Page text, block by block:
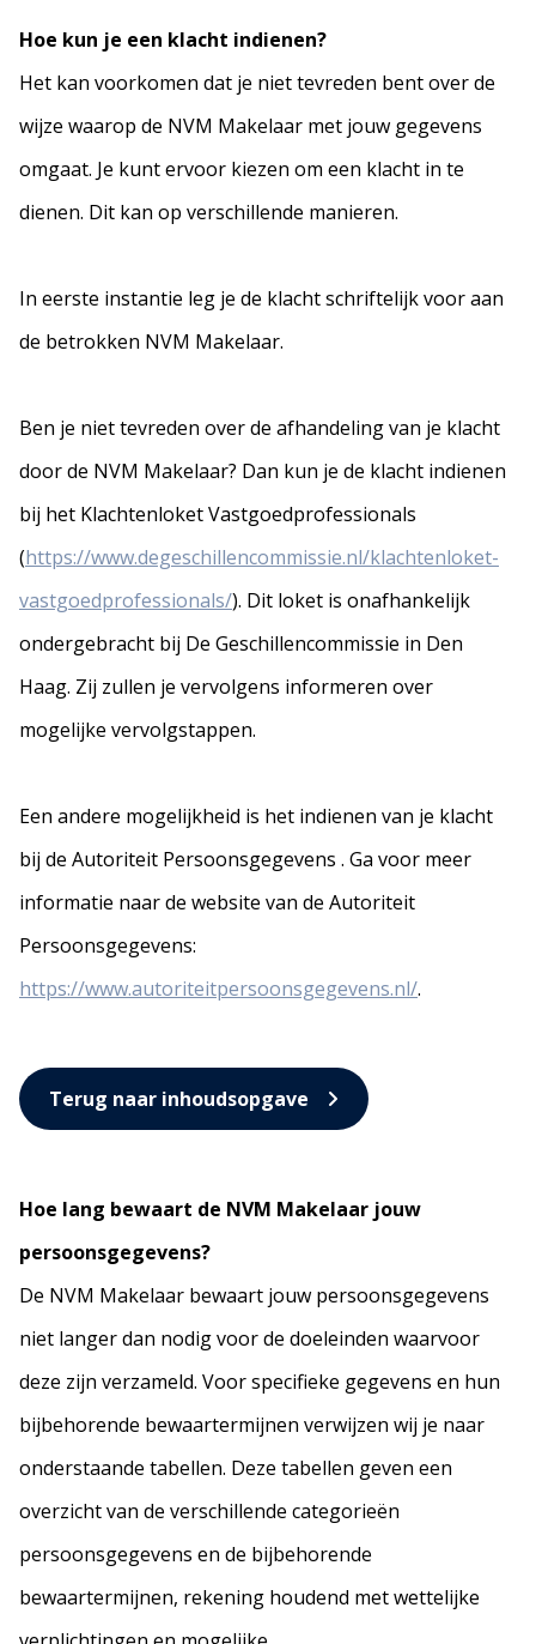
Hoe kun je een klacht indienen?
Het kan voorkomen dat je niet tevreden bent over de
wijze waarop de NVM Makelaar met jouw gegevens
omgaat. Je kunt ervoor kiezen om een klacht in te
dienen. Dit kan op verschillende manieren.
In eerste instantie leg je de klacht schriftelijk voor aan
de betrokken NVM Makelaar.
Ben je niet tevreden over de afhandeling van je klacht
door de NVM Makelaar? Dan kun je de klacht indienen
bij het Klachtenloket Vastgoedprofessionals
(https://www.degeschillencommissie.nl/klachtenloket-
vastgoedprofessionals/). Dit loket is onafhankelijk
ondergebracht bij De Geschillencommissie in Den
Haag. Zij zullen je vervolgens informeren over
mogelijke vervolgstappen.
Een andere mogelijkheid is het indienen van je klacht
bij de Autoriteit Persoonsgegevens . Ga voor meer
informatie naar de website van de Autoriteit
Persoonsgegevens:
https://www.autoriteitpersoonsgegevens.nl/.
Terug naar inhoudsopgave
Hoe lang bewaart de NVM Makelaar jouw
persoonsgegevens?
De NVM Makelaar bewaart jouw persoonsgegevens
niet langer dan nodig voor de doeleinden waarvoor
deze zijn verzameld. Voor specifieke gegevens en hun
bijbehorende bewaartermijnen verwijzen wij je naar
onderstaande tabellen. Deze tabellen geven een
overzicht van de verschillende categorieën
persoonsgegevens en de bijbehorende
bewaartermijnen, rekening houdend met wettelijke